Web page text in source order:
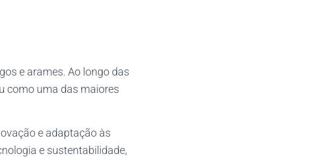
e arames. Ao longo das
como uma das maiores
e adaptação às
e sustentabilidade,